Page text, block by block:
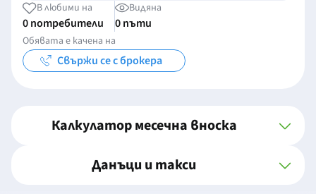
В любими на
0 потребители
Видяна
0 пъти
Обявата е качена на
Свържи се с брокера
Калкулатор месечна вноска
Данъци и такси